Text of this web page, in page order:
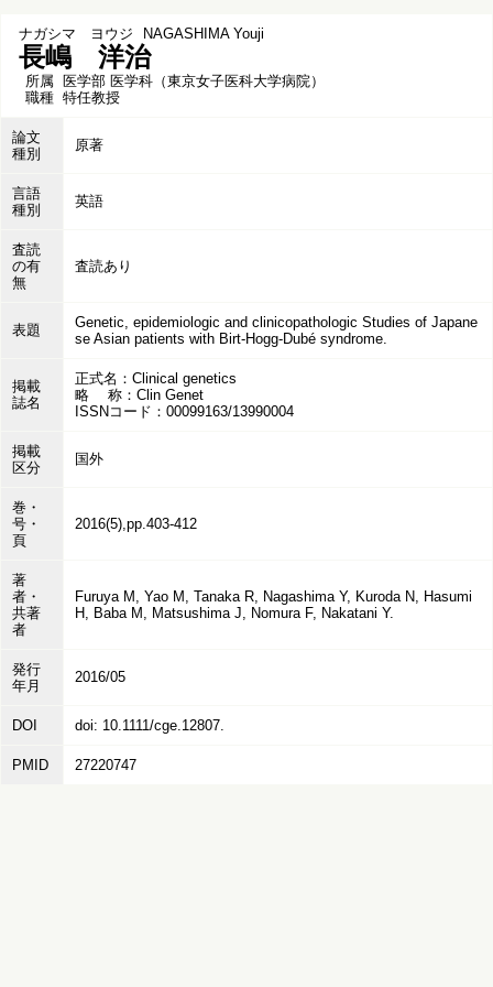
ナガシマ ヨウジ NAGASHIMA Youji
長嶋 洋治
所属 医学部 医学科（東京女子医科大学病院）
職種 特任教授
論文
種別
原著
言語
種別
英語
査読
の有
無
査読あり
表題
Genetic, epidemiologic and clinicopathologic Studies of Japane
se Asian patients with Birt-Hogg-Dubé syndrome.
掲載
誌名
正式名：Clinical genetics
略 称：Clin Genet
ISSNコード：00099163/13990004
掲載
区分
国外
巻・
号・
頁
2016(5),pp.403-412
著
者・
共著
者
Furuya M, Yao M, Tanaka R, Nagashima Y, Kuroda N, Hasumi
H, Baba M, Matsushima J, Nomura F, Nakatani Y.
発行
年月
2016/05
DOI doi: 10.1111/cge.12807.
PMID 27220747